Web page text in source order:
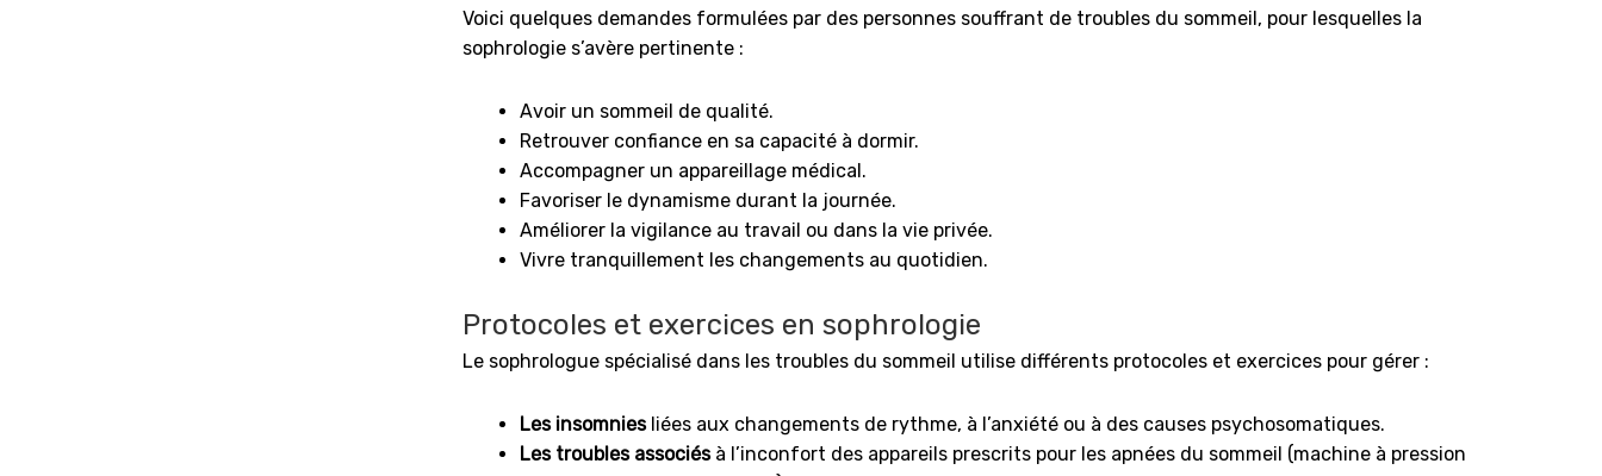
Voici quelques demandes formulées par des personnes souffrant de troubles du sommeil, pour lesquelles la
sophrologie s’avère pertinente :
Avoir un sommeil de qualité.
Retrouver confiance en sa capacité à dormir.
Accompagner un appareillage médical.
Favoriser le dynamisme durant la journée.
Améliorer la vigilance au travail ou dans la vie privée.
Vivre tranquillement les changements au quotidien.
Protocoles et exercices en sophrologie
Le sophrologue spécialisé dans les troubles du sommeil utilise différents protocoles et exercices pour gérer :
Les insomniesliées aux changements de rythme, à l’anxiété ou à des causes psychosomatiques.
Les troubles associésà l’inconfort des appareils prescrits pour les apnées du sommeil (machine à pression